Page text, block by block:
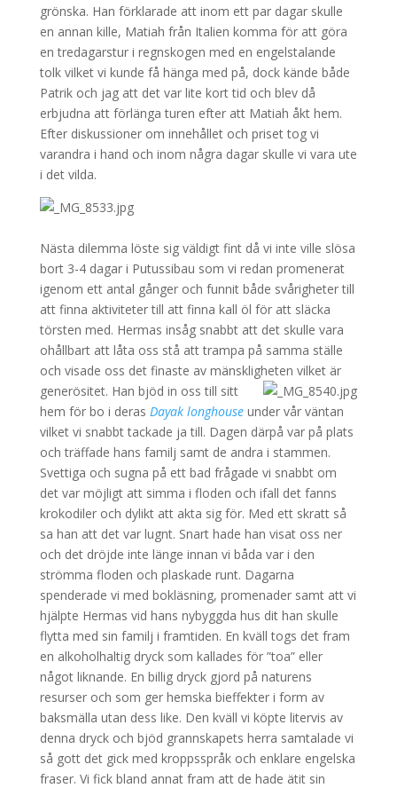
grönska. Han förklarade att inom ett par dagar skulle
en annan kille, Matiah från Italien komma för att göra
en tredagarstur i regnskogen med en engelstalande
tolk vilket vi kunde få hänga med på, dock kände både
Patrik och jag att det var lite kort tid och blev då
erbjudna att förlänga turen efter att Matiah åkt hem.
Efter diskussioner om innehållet och priset tog vi
varandra i hand och inom några dagar skulle vi vara ute
i det vilda.
Nästa dilemma löste sig väldigt fint då vi inte ville slösa
bort 3-4 dagar i Putussibau som vi redan promenerat
igenom ett antal gånger och funnit både svårigheter till
att finna aktiviteter till att finna kall öl för att släcka
törsten med. Hermas insåg snabbt att det skulle vara
ohållbart att låta oss stå att trampa på samma ställe
och visade oss det finaste av mänskligheten vilket är
generösitet. Han bjöd in oss till sitt
hem för bo i deras Dayak longhouse under vår väntan
vilket vi snabbt tackade ja till. Dagen därpå var på plats
och träffade hans familj samt de andra i stammen.
Svettiga och sugna på ett bad frågade vi snabbt om
det var möjligt att simma i floden och ifall det fanns
krokodiler och dylikt att akta sig för. Med ett skratt så
sa han att det var lugnt. Snart hade han visat oss ner
och det dröjde inte länge innan vi båda var i den
strömma floden och plaskade runt. Dagarna
spenderade vi med bokläsning, promenader samt att vi
hjälpte Hermas vid hans nybyggda hus dit han skulle
flytta med sin familj i framtiden. En kväll togs det fram
en alkoholhaltig dryck som kallades för ”toa” eller
något liknande. En billig dryck gjord på naturens
resurser och som ger hemska bieffekter i form av
baksmälla utan dess like. Den kväll vi köpte litervis av
denna dryck och bjöd grannskapets herra samtalade vi
så gott det gick med kroppsspråk och enklare engelska
fraser. Vi fick bland annat fram att de hade ätit sin